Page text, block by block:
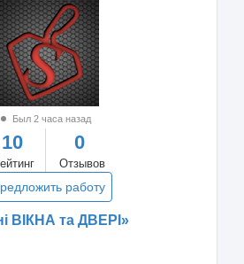
Был 2 часа назад
10 0
Отзывов
работу
ВІКНА та ДВЕРІ»